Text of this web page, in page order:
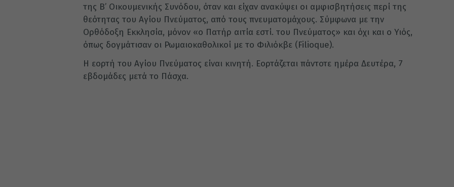
της Β’ Οικουμενικής Συνόδου, όταν και είχαν ανακύψει οι αμφισβητήσεις περί της
θεότητας του Αγίου Πνεύματος, από τους πνευματομάχους. Σύμφωνα με την
Ορθόδοξη Εκκλησία, μόνον «ο Πατήρ αιτία εστί. του Πνεύματος» και όχι και ο Υιός,
όπως δογμάτισαν οι Ρωμαιοκαθολικοί με το Φιλιόκβε (Filioque).
Η εορτή του Αγίου Πνεύματος είναι κινητή. Εορτάζεται πάντοτε ημέρα Δευτέρα, 7
εβδομάδες μετά το Πάσχα.